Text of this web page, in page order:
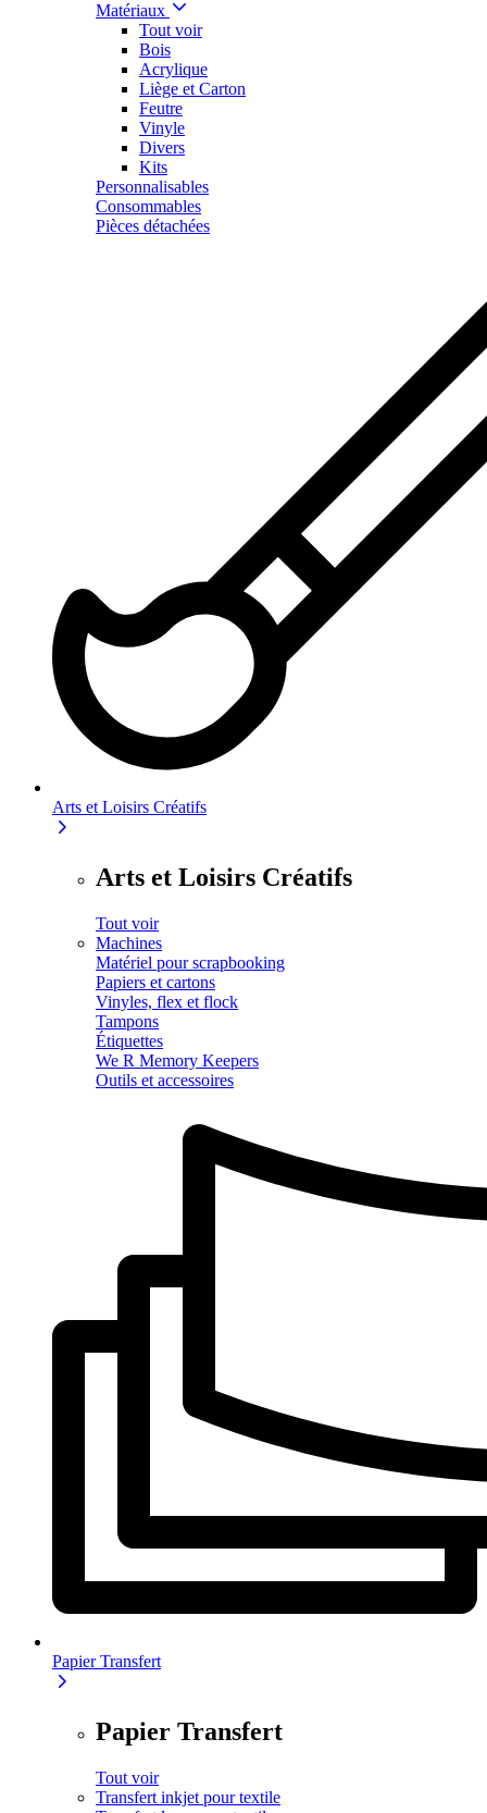
Matériaux
Tout voir
Bois
Acrylique
Liège et Carton
Feutre
Vinyle
Divers
Kits
Personnalisables
Consommables
Pièces détachées
Arts et Loisirs Créatifs
Arts et Loisirs Créatifs
Tout voir
Machines
Matériel pour scrapbooking
Papiers et cartons
Vinyles, flex et flock
Tampons
Étiquettes
We R Memory Keepers
Outils et accessoires
Papier Transfert
Papier Transfert
Tout voir
Transfert inkjet pour textile